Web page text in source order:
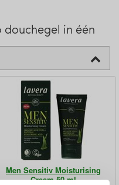
in één
Men Sensitiv Moisturising
Cream 50 ml